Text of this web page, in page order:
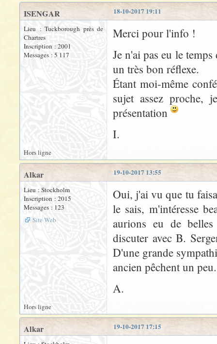
18-10-2017 19:11
ISENGAR
Lieu : Tuckborough près de
Chartres
Inscription : 2001
Messages : 5 117
Merci pour l'info !
Je n'ai pas eu le
un très bon réflexe.
Étant moi-même
sujet assez proche,
présentation
I.
Hors ligne
19-10-2017 13:55
Alkar
Lieu : Stockholm
Inscription : 2015
Messages : 123
Site Web
Oui, j'ai vu que tu
le sais, m'intéresse
aurions eu de
discuter avec B.
D'une grande
ancien pêchent un
A.
Hors ligne
19-10-2017 17:15
Alkar